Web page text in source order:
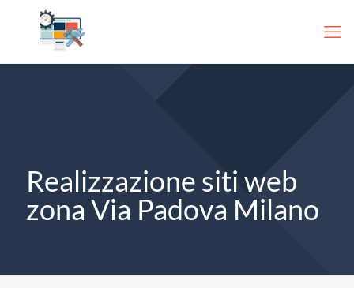
Realizzazione siti web
zona Via Padova Milano